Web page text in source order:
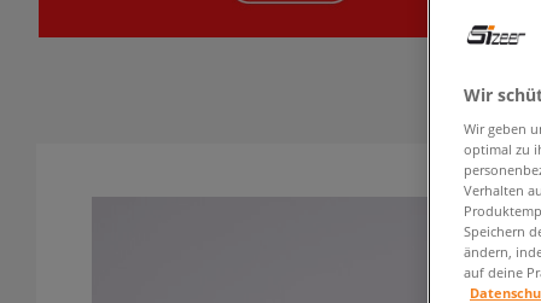
Wir
Wir geben
optimal zu
Verhalten
Speichern
ändern,
auf deine